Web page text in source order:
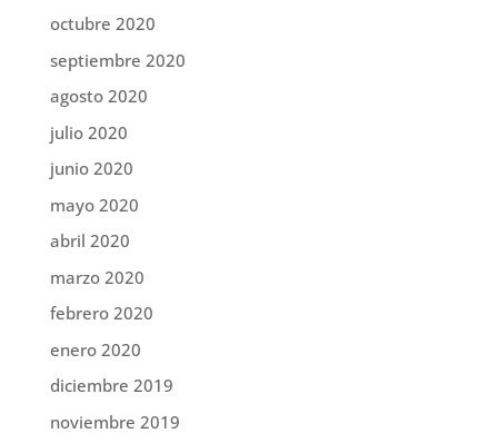
octubre 2020
septiembre 2020
agosto 2020
julio 2020
junio 2020
mayo 2020
abril 2020
marzo 2020
febrero 2020
enero 2020
diciembre 2019
noviembre 2019